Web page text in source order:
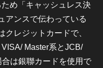
め「キャッシュレス決
アンスで伝わっている
レジットカードで、
Master系とJCB/
は銀聯カードを使用で